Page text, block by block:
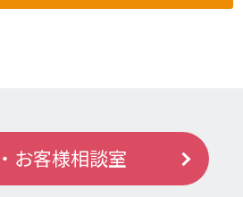
り例外として扱われるべき場合を除
、取得後速やかにご本人に通知または
方法は、取扱責任者を定め、適正な保
お客様相談室